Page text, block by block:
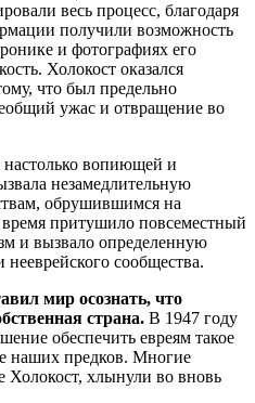
весь процесс, благодаря
получили возможность
и фотографиях его
Холокост оказался
что был предельно
ужас и отвращение во
вопиющей и
незамедлительную
обрушившимся на
притушило повсеместный
и вызвало определенную
сообщества.
мир осознать, что
страна. В 1947 году
обеспечить евреям такое
наших предков. Многие
хлынули во вновь